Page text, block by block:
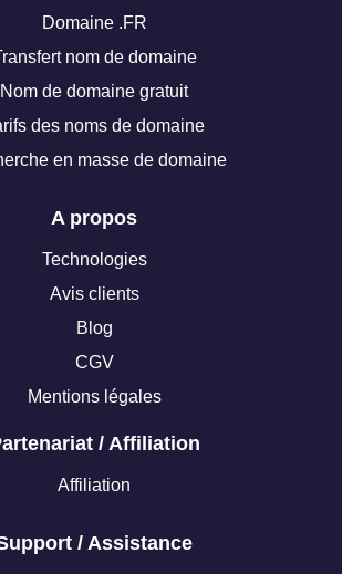
Domaine .FR
nom de domaine
Nom de domaine gratuit
des noms de domaine
en masse de domaine
A propos
Technologies
Avis clients
Blog
CGV
Mentions légales
/ Affiliation
Affiliation
/ Assistance